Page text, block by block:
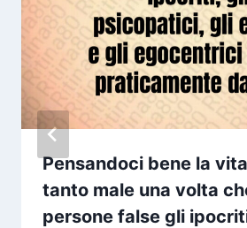
Pensandoci bene la
tanto male una volta
persone false gli